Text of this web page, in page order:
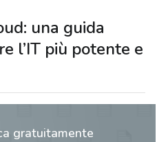
una guida
l’IT più potente e
gratuitamente